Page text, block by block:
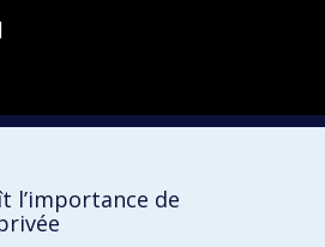
l’importance de